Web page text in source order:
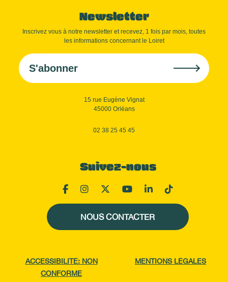
Newsletter
Inscrivez vous à notre newsletter et recevez, 1 fois par mois, toutes
les informations concernant le Loiret
S'abonner
15 rue Eugène Vignat
45000 Orléans
02 38 25 45 45
Suivez-nous
NOUS CONTACTER
ACCESSIBILITÉ: NON
CONFORME
MENTIONS LÉGALES